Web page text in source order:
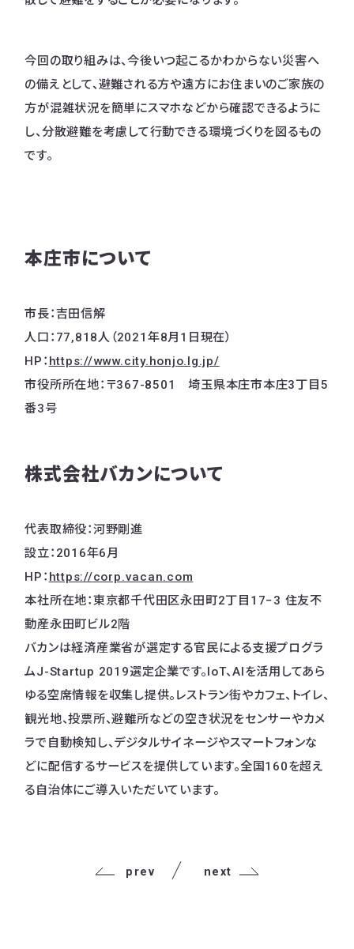
今回の取り組みは、今後いつ起こるかわからない災害へ
の備えとして、避難される方や遠方にお住まいのご家族の
方が混雑状況を簡単にスマホなどから確認できるように
し、分散避難を考慮して行動できる環境づくりを図るもの
です。
本庄市について
市長：吉田信解
人口：77,818人（2021年8月1日現在）
HP： https://www.city.honjo.lg.jp/
市役所所在地：〒367-8501 埼玉県本庄市本庄3丁目5
番3号
株式会社バカンについて
代表取締役：河野剛進
設立：2016年6月
HP： https://corp.vacan.com
本社所在地：東京都千代田区永田町2丁目17−3 住友不
動産永田町ビル2階
バカンは経済産業省が選定する官民による支援プログラ
ムJ-Startup 2019選定企業です。IoT、AIを活用してあら
ゆる空席情報を収集し提供。レストラン街やカフェ、トイレ、
観光地、投票所、避難所などの空き状況をセンサーやカメ
ラで自動検知し、デジタルサイネージやスマートフォンな
どに配信するサービスを提供しています。全国160を超え
る自治体にご導入いただいています。
prev next